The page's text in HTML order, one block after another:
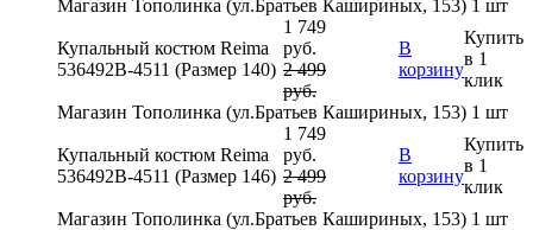
Магазин Тополинка (ул.Братьев Кашириных, 153) 1 шт
Купальный костюм Reima
536492В-4511 (Размер 140)
1 749
руб.
2 499
руб.
В
корзину
Купить
в 1
клик
Магазин Тополинка (ул.Братьев Кашириных, 153) 1 шт
Купальный костюм Reima
536492В-4511 (Размер 146)
1 749
руб.
2 499
руб.
В
корзину
Купить
в 1
клик
Магазин Тополинка (ул.Братьев Кашириных, 153) 1 шт